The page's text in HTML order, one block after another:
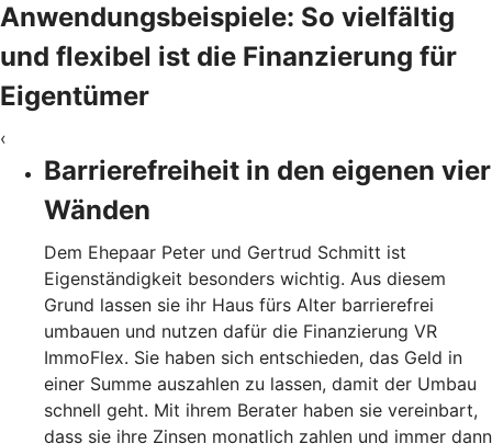
Anwendungsbeispiele: So vielfältig
und flexibel ist die Finanzierung für
Eigentümer
‹
Barrierefreiheit in den eigenen vier
Wänden
Dem Ehepaar Peter und Gertrud Schmitt ist
Eigenständigkeit besonders wichtig. Aus diesem
Grund lassen sie ihr Haus fürs Alter barrierefrei
umbauen und nutzen dafür die Finanzierung VR
ImmoFlex. Sie haben sich entschieden, das Geld in
einer Summe auszahlen zu lassen, damit der Umbau
schnell geht. Mit ihrem Berater haben sie vereinbart,
dass sie ihre Zinsen monatlich zahlen und immer dann